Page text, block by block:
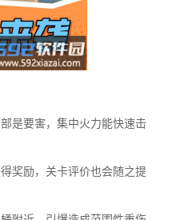
是要害，集中火力能快速击
奖励，关卡评价也会随之提